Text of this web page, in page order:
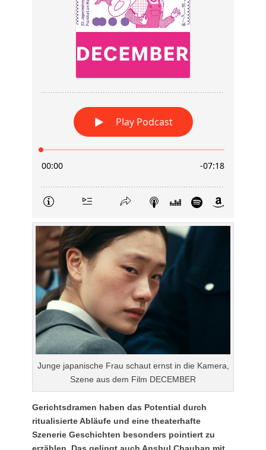
Junge japanische Frau schaut ernst in die Kamera,
Szene aus dem Film DECEMBER
Gerichtsdramen haben das Potential durch
ritualisierte Abläufe und eine theaterhafte
Szenerie Geschichten besonders pointiert zu
erzählen, Das gelingt auch Anshul Chauhan mit